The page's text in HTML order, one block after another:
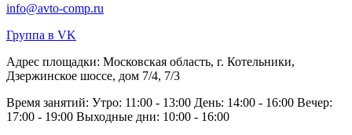
info@avto-comp.ru
Группа в VK
Адрес площадки: Московская область, г. Котельники,
Дзержинское шоссе, дом 7/4, 7/3
Время занятий: Утро: 11:00 - 13:00 День: 14:00 - 16:00 Вечер:
17:00 - 19:00 Выходные дни: 10:00 - 16:00